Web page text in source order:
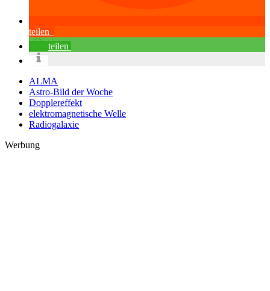
teilen
teilen
ALMA
Astro-Bild der Woche
Dopplereffekt
elektromagnetische Welle
Radiogalaxie
Werbung